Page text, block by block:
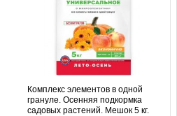
Комплекс элементов в одной
грануле. Осенняя подкормка
садовых растений. Мешок 5 кг.